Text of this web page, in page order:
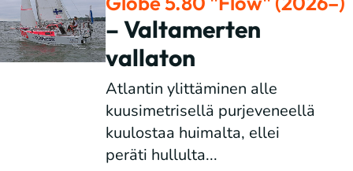
– Valtamerten
vallaton
Atlantin ylittäminen alle
kuusimetrisellä purjeveneellä
kuulostaa huimalta, ellei
peräti hullulta...